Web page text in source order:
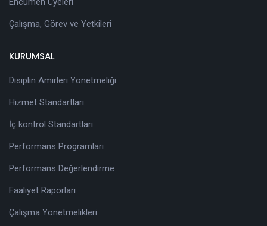
Çalışma, Görev ve Yetkileri
KURUMSAL
Disiplin Amirleri Yönetmeliği
Hizmet Standartları
İç kontrol Standartları
Performans Programları
Performans Değerlendirme
Faaliyet Raporları
Çalışma Yönetmelikleri